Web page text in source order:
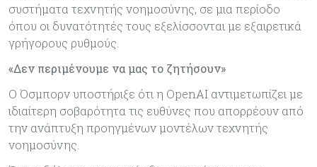
συστήματα τεχνητής νοημοσύνης, σε μια περίοδο
όπου οι δυνατότητές τους εξελίσσονται με εξαιρετικά
γρήγορους ρυθμούς.
«Δεν περιμένουμε να μας το ζητήσουν»
Ο Όσμπορν υποστήριξε ότι η OpenAI αντιμετωπίζει με
ιδιαίτερη σοβαρότητα τις ευθύνες που απορρέουν από
την ανάπτυξη προηγμένων μοντέλων τεχνητής
νοημοσύνης.